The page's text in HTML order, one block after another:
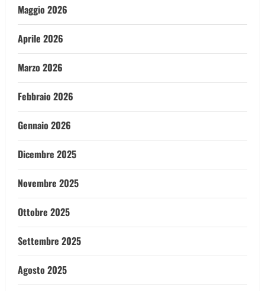
Maggio 2026
Aprile 2026
Marzo 2026
Febbraio 2026
Gennaio 2026
Dicembre 2025
Novembre 2025
Ottobre 2025
Settembre 2025
Agosto 2025